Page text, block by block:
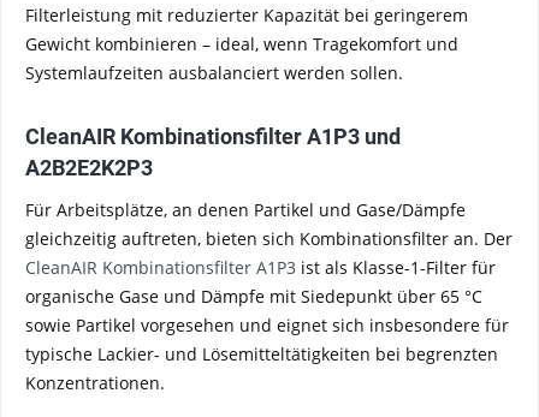
Filterleistung mit reduzierter Kapazität bei geringerem
Gewicht kombinieren – ideal, wenn Tragekomfort und
Systemlaufzeiten ausbalanciert werden sollen.
CleanAIR Kombinationsfilter A1P3 und
A2B2E2K2P3
Für Arbeitsplätze, an denen Partikel und Gase/Dämpfe
gleichzeitig auftreten, bieten sich Kombinationsfilter an. Der
CleanAIR Kombinationsfilter A1P3 ist als Klasse-1-Filter für
organische Gase und Dämpfe mit Siedepunkt über 65 °C
sowie Partikel vorgesehen und eignet sich insbesondere für
typische Lackier- und Lösemitteltätigkeiten bei begrenzten
Konzentrationen.